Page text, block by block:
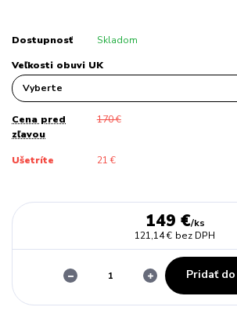
Dostupnosť Skladom
Veľkosti obuvi UK
Cena pred
zľavou
170 €
Ušetríte 21 €
149 €/ks
121,14 € bez DPH
Pridať